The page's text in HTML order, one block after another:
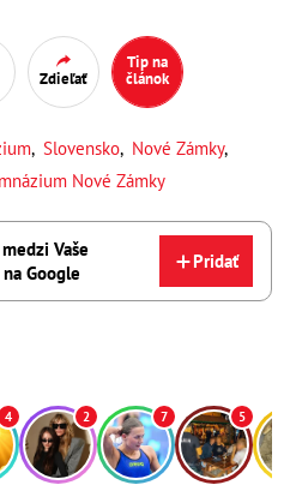
Zdieľať
Tip na
článok
, Slovensko, Nové Zámky,
Nové Zámky
medzi Vaše
Google
Pridať
4 2 7 5